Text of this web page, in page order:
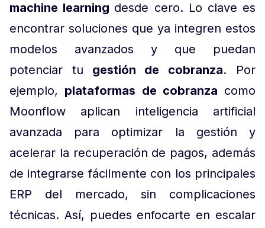
machine learning desde cero. Lo clave es
encontrar soluciones que ya integren estos
modelos avanzados y que puedan
potenciar tu gestión de cobranza. Por
ejemplo, plataformas de cobranza como
Moonflow aplican inteligencia artificial
avanzada para optimizar la gestión y
acelerar la recuperación de pagos, además
de integrarse fácilmente con los principales
ERP del mercado, sin complicaciones
técnicas. Así, puedes enfocarte en escalar